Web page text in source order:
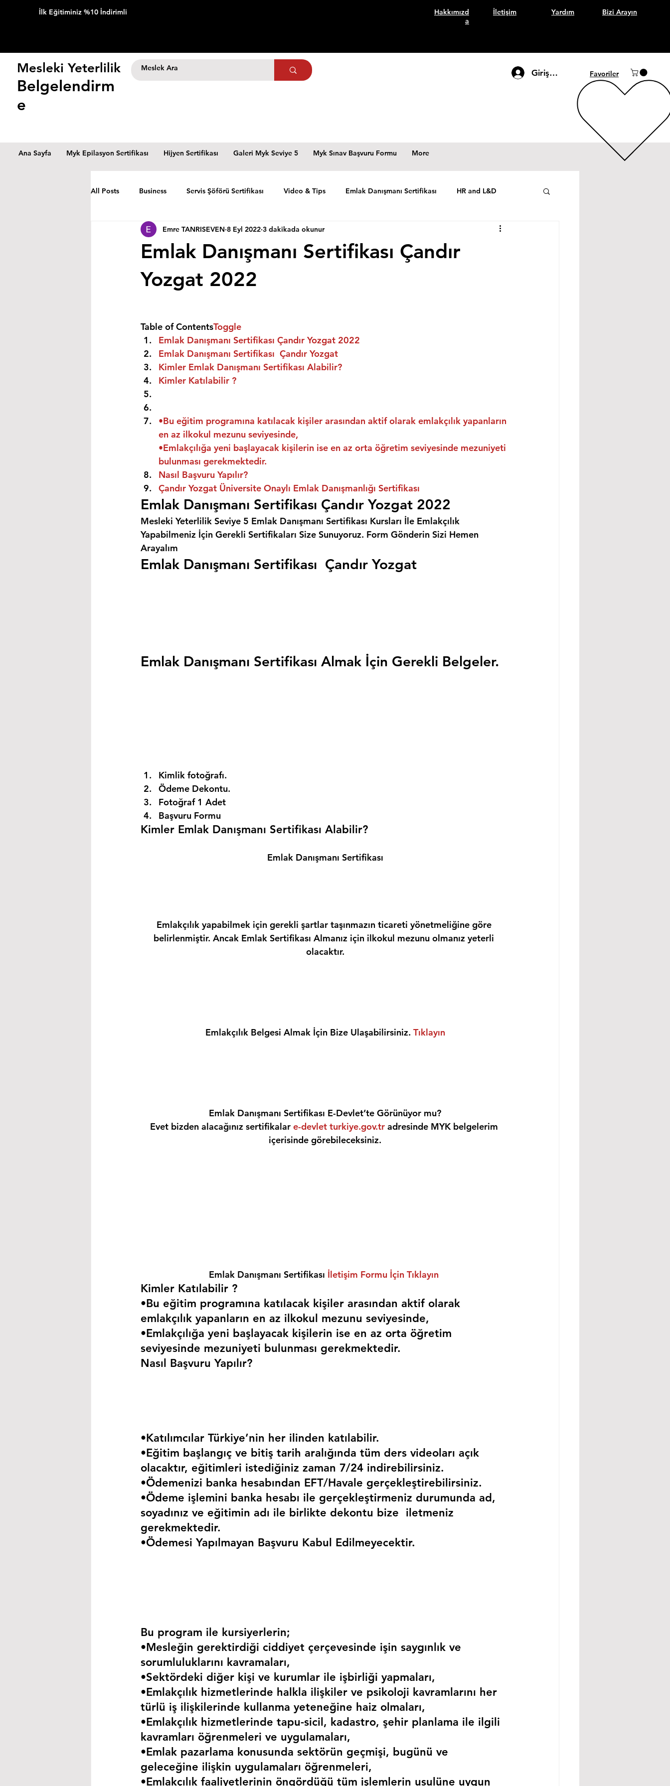
İlk Eğitiminiz %10 İndirimli
Hakkımızd
a
İletişim Yardım Bizi Arayın
Mesleki Yeterlilik
Belgelendirm
e
Giriş Yap Favoriler
Ana Sayfa Myk Epilasyon Sertifikası Hijyen Sertifikası Galeri Myk Seviye 5 Myk Sınav Başvuru Formu More
All Posts Business Servis Şöförü Sertifikası Video & Tips Emlak Danışmanı Sertifikası HR and L&D
Emlak Danışmanı Sertifikası Çandır
Yozgat 2022
Emre TANRISEVEN 8 Eyl 2022 3 dakikada okunur
Table of ContentsToggle
Emlak Danışmanı Sertifikası Çandır Yozgat 2022
Emlak Danışmanı Sertifikası  Çandır Yozgat
Kimler Emlak Danışmanı Sertifikası Alabilir?
Kimler Katılabilir ?
•Bu eğitim programına katılacak kişiler arasından aktif olarak emlakçılık yapanların
en az ilkokul mezunu seviyesinde,
•Emlakçılığa yeni başlayacak kişilerin ise en az orta öğretim seviyesinde mezuniyeti
bulunması gerekmektedir.
Nasıl Başvuru Yapılır?
Çandır Yozgat Üniversite Onaylı Emlak Danışmanlığı Sertifikası
Emlak Danışmanı Sertifikası Çandır Yozgat 2022
Mesleki Yeterlilik Seviye 5 Emlak Danışmanı Sertifikası Kursları İle Emlakçılık
Yapabilmeniz İçin Gerekli Sertifikaları Size Sunuyoruz. Form Gönderin Sizi Hemen
Arayalım
Emlak Danışmanı Sertifikası  Çandır Yozgat
Emlak Danışmanı Sertifikası Almak İçin Gerekli Belgeler.
Kimlik fotoğrafı.
Ödeme Dekontu.
Fotoğraf 1 Adet
Başvuru Formu
Kimler Emlak Danışmanı Sertifikası Alabilir?
Emlak Danışmanı Sertifikası
Emlakçılık yapabilmek için gerekli şartlar taşınmazın ticareti yönetmeliğine göre
belirlenmiştir. Ancak Emlak Sertifikası Almanız için ilkokul mezunu olmanız yeterli
olacaktır.
Emlakçılık Belgesi Almak İçin Bize Ulaşabilirsiniz. Tıklayın
Emlak Danışmanı Sertifikası E-Devlet’te Görünüyor mu?
Evet bizden alacağınız sertifikalar e-devlet turkiye.gov.tr adresinde MYK belgelerim
içerisinde görebileceksiniz.
Emlak Danışmanı Sertifikası İletişim Formu İçin Tıklayın
Kimler Katılabilir ?
•Bu eğitim programına katılacak kişiler arasından aktif olarak
emlakçılık yapanların en az ilkokul mezunu seviyesinde,
•Emlakçılığa yeni başlayacak kişilerin ise en az orta öğretim
seviyesinde mezuniyeti bulunması gerekmektedir.
Nasıl Başvuru Yapılır?
•Katılımcılar Türkiye’nin her ilinden katılabilir.
•Eğitim başlangıç ve bitiş tarih aralığında tüm ders videoları açık
olacaktır, eğitimleri istediğiniz zaman 7/24 indirebilirsiniz.
•Ödemenizi banka hesabından EFT/Havale gerçekleştirebilirsiniz.
•Ödeme işlemini banka hesabı ile gerçekleştirmeniz durumunda ad,
soyadınız ve eğitimin adı ile birlikte dekontu bize  iletmeniz
gerekmektedir.
•Ödemesi Yapılmayan Başvuru Kabul Edilmeyecektir.
Bu program ile kursiyerlerin;
•Mesleğin gerektirdiği ciddiyet çerçevesinde işin saygınlık ve
sorumluluklarını kavramaları,
•Sektördeki diğer kişi ve kurumlar ile işbirliği yapmaları,
•Emlakçılık hizmetlerinde halkla ilişkiler ve psikoloji kavramlarını her
türlü iş ilişkilerinde kullanma yeteneğine haiz olmaları,
•Emlakçılık hizmetlerinde tapu-sicil, kadastro, şehir planlama ile ilgili
kavramları öğrenmeleri ve uygulamaları,
•Emlak pazarlama konusunda sektörün geçmişi, bugünü ve
geleceğine ilişkin uygulamaları öğrenmeleri,
•Emlakçılık faaliyetlerinin öngördüğü tüm işlemlerin usulüne uygun